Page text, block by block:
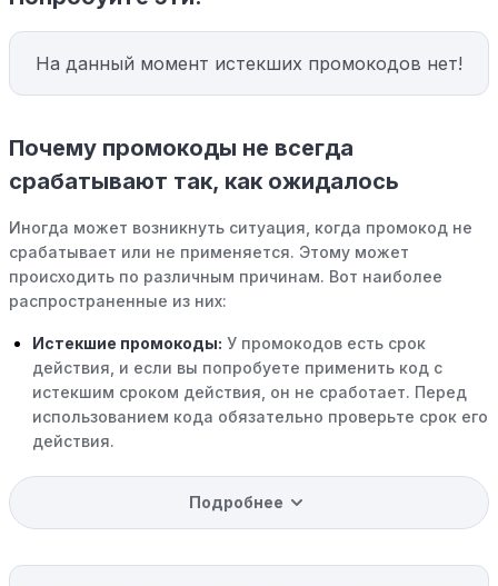
На данный момент истекших промокодов нет!
Почему промокоды не всегда
срабатывают так, как ожидалось
Иногда может возникнуть ситуация, когда промокод не
срабатывает или не применяется. Этому может
происходить по различным причинам. Вот наиболее
распространенные из них:
Истекшие промокоды: У промокодов есть срок
действия, и если вы попробуете применить код с
истекшим сроком действия, он не сработает. Перед
использованием кода обязательно проверьте срок его
действия.
Уже со скидкой:В некоторых случаях интересующий
вас товар может быть уже со скидкой. Некоторые
магазины предлагают скидки и акции напрямую, без
Подробнее